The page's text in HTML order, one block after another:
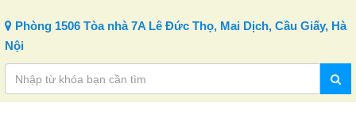
Phòng 1506 Tòa nhà 7A Lê Đức Thọ, Mai Dịch, Cầu Giấy, Hà
Nội